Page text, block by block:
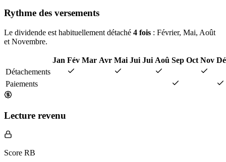
Rythme des versements
Le dividende est habituellement détaché 4 fois : Février, Mai, Août
et Novembre.
Jan Fév Mar Avr Mai Jui Jui Aoû Sep Oct Nov
Détachements
Paiements
Lecture revenu
Score RB